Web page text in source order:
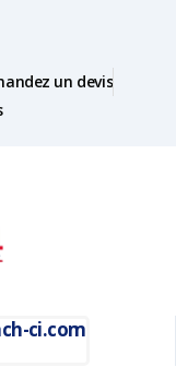
un devis
ci.com